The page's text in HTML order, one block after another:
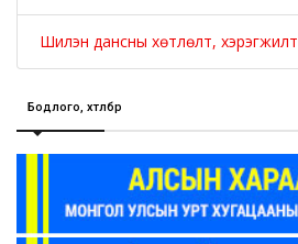
Шилэн дансны хөтлөлт, хэрэгжилт
Бодлого, хөтөлбөр